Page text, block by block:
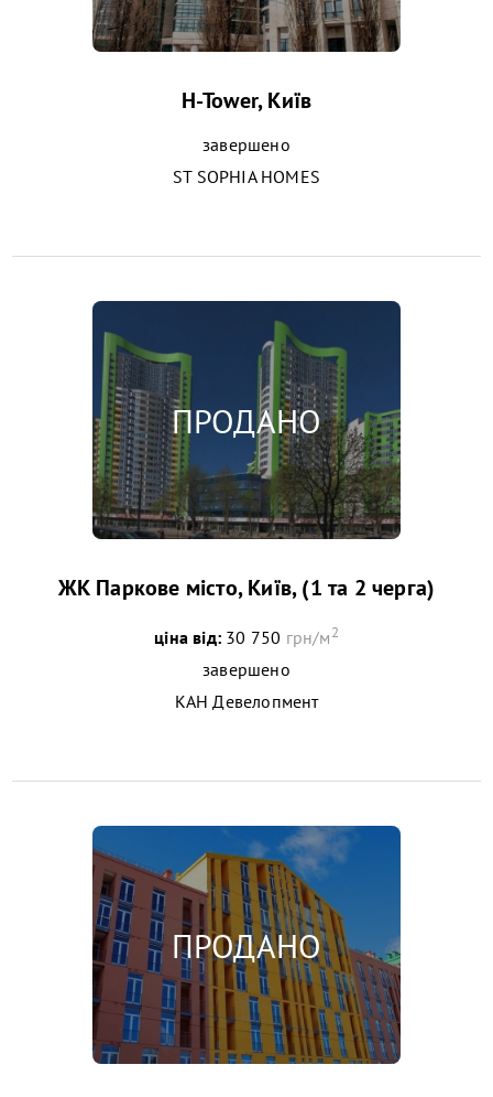
H-Tower, Київ
завершено
ST SOPHIA HOMES
ЖК Паркове місто, Київ, (1 та 2 черга)
ціна від: 30 750 грн/м2
завершено
КАН Девелопмент